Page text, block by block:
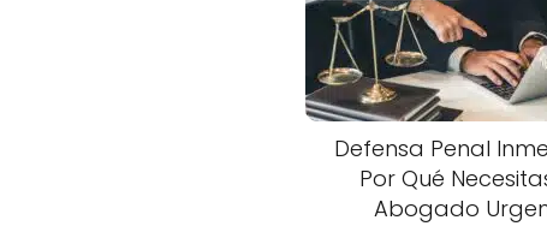
Defensa Penal
Por Qué
Abogado